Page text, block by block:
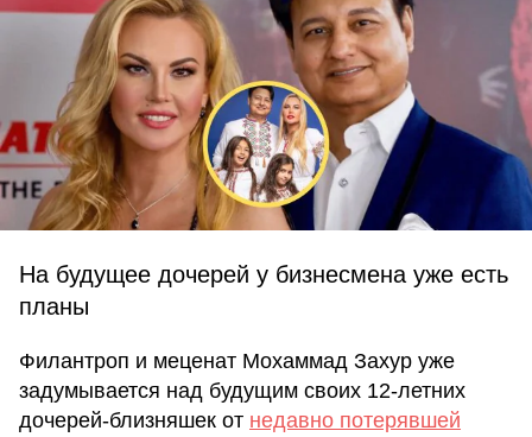
На будущее дочерей у бизнесмена уже есть
планы
Филантроп и меценат Мохаммад Захур уже
задумывается над будущим своих 12-летних
дочерей-близняшек от недавно потерявшей